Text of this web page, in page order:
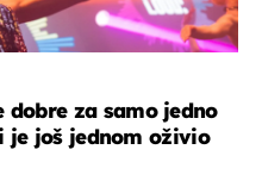
dobre za samo jedno
je još jednom oživio